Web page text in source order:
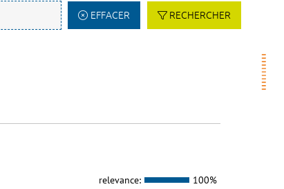
EFFACER RECHERCHER
relevance: 100%